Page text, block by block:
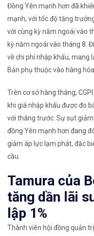
Đồng Yên mạnh hơn đã
mạnh, với tốc độ tăng
với cùng kỳ năm ngoái vào
kỳ năm ngoái vào tháng 8.
về chi phí nhập khẩu, mang
Bản phụ thuộc vào hàng
Trên cơ sở hàng tháng,
khi giá nhập khẩu được đo
với tháng trước. Sự sụt
đồng Yên mạnh hơn đang
giảm áp lực lạm phát, đặc
cầu.
Tamura của
tăng dần lãi
lập 1%
Thành viên hội đồng quản